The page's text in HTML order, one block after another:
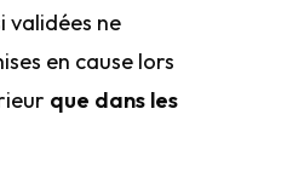
validées ne
en cause lors
que dans les